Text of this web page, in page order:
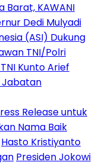
Barat, KAWANI
Dedi Mulyadi
(ASI) Dukung
TNI/Polri
Kunto Arief
Jabatan
Release untuk
Nama Baik
Hasto Kristiyanto
Presiden Jokowi